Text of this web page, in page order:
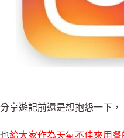
分享遊記前還是想抱怨一下，
也給大家作為天氣不佳來用餐